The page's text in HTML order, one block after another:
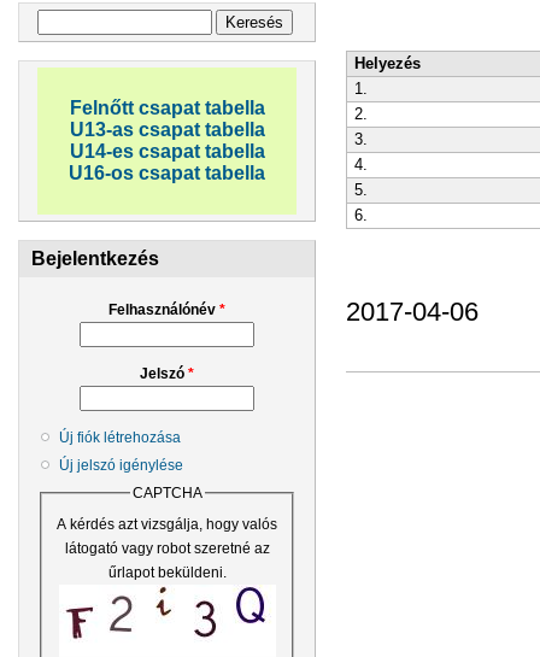
Felnőtt csapat tabella
U13-as csapat tabella
U14-es csapat tabella
U16-os csapat tabella
Bejelentkezés
Felhasználónév *
Jelszó *
Új fiók létrehozása
Új jelszó igénylése
CAPTCHA
A kérdés azt vizsgálja, hogy valós
látogató vagy robot szeretné az
űrlapot beküldeni.
Helyezés
1.
2.
3.
4.
5.
6.
2017-04-06